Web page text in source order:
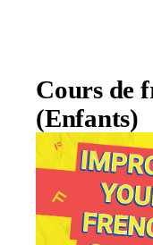
Cours de
(Enfants)